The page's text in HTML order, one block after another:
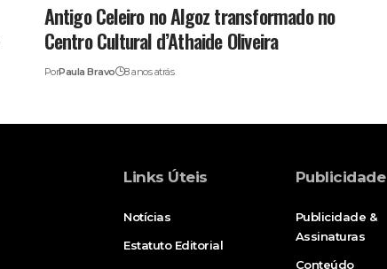
Antigo Celeiro no Algoz transformado no
Centro Cultural d’Athaide Oliveira
PorPaula Bravo 8 anos atrás
Links Úteis
Notícias
Estatuto Editorial
Publicidade
Publicidade &
Assinaturas
Conteúdo